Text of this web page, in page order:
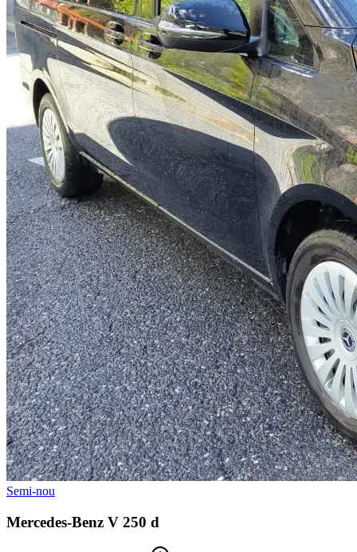
Semi-nou
Mercedes-Benz V 250 d